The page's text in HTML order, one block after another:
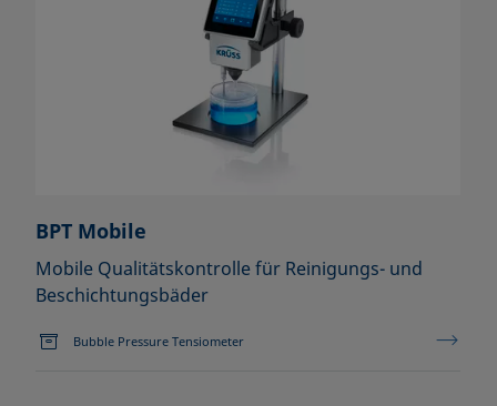
BPT Mobile
Mobile Qualitätskontrolle für Reinigungs- und
Beschichtungsbäder
Bubble Pressure Tensiometer